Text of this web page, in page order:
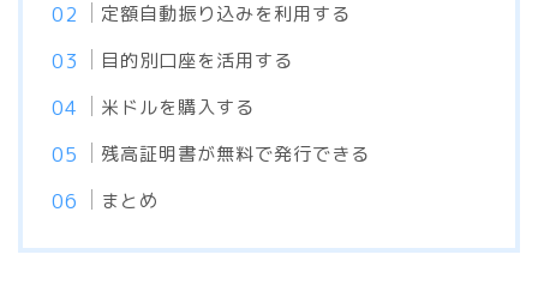
定額自動振り込みを利用する
目的別口座を活用する
米ドルを購入する
残高証明書が無料で発行できる
まとめ